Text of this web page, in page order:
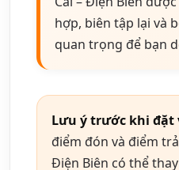
hợp, biên tập lại và
quan trọng để bạn
Lưu ý trước khi đặt
điểm đón và điểm
Điện Biên có thể